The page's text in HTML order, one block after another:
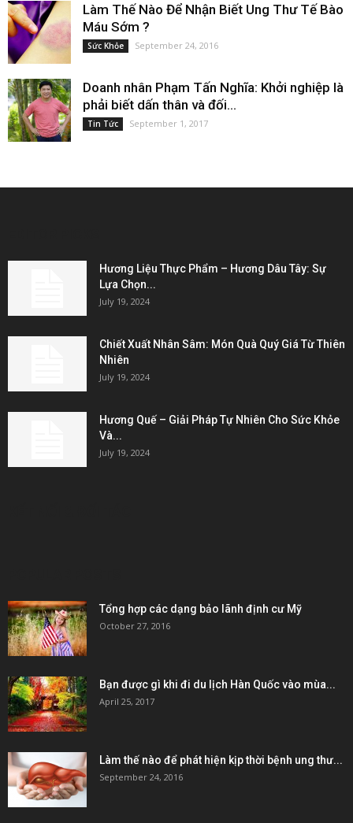
Làm Thế Nào Để Nhận Biết Ung Thư Tế Bào
Máu Sớm ?
Sức Khỏe September 24, 2016
Doanh nhân Phạm Tấn Nghĩa: Khởi nghiệp là
phải biết dấn thân và đối...
Tin Tức September 1, 2017
Hương Liệu Thực Phẩm – Hương Dâu Tây: Sự
Lựa Chọn...
July 19, 2024
Chiết Xuất Nhân Sâm: Món Quà Quý Giá Từ Thiên
Nhiên
July 19, 2024
Hương Quế – Giải Pháp Tự Nhiên Cho Sức Khỏe
Và...
July 19, 2024
Tổng hợp các dạng bảo lãnh định cư Mỹ
October 27, 2016
Bạn được gì khi đi du lịch Hàn Quốc vào mùa...
April 25, 2017
Làm thế nào để phát hiện kịp thời bệnh ung thư...
September 24, 2016